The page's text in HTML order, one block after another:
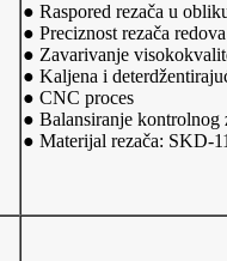
● Raspored rezača u
● Preciznost rezača
● Zavarivanje
● Kaljena i
● CNC proces
● Balansiranje kontrolnog
● Materijal rezača: SKD-11